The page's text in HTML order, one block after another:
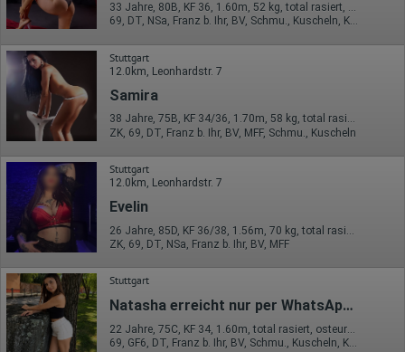
33 Jahre, 80B, KF 36, 1.60m, 52 kg, total rasiert, osteuropäisch
69, DT, NSa, Franz b. Ihr, BV, Schmu., Kuscheln, Körperküs.
Stuttgart
12.0km, Leonhardstr. 7
Samira
38 Jahre, 75B, KF 34/36, 1.70m, 58 kg, total rasiert, osteuropäisch
ZK, 69, DT, Franz b. Ihr, BV, MFF, Schmu., Kuscheln
Stuttgart
12.0km, Leonhardstr. 7
Evelin
ZK, 69, DT, NSa, Franz b. Ihr, BV, MFF
Stuttgart
Natasha erreicht nur per WhatsApp Nur bis Sonntag da
22 Jahre, 75C, KF 34, 1.60m, total rasiert, osteuropäisch
69, GF6, DT, Franz b. Ihr, BV, Schmu., Kuscheln, Körperküs.